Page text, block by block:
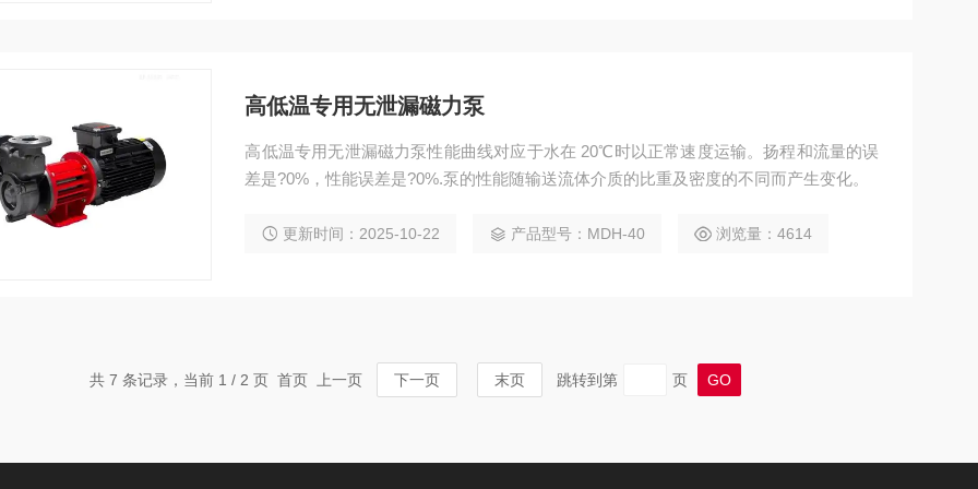
高低温专用无泄漏磁力泵
高低温专用无泄漏磁力泵性能曲线对应于水在 20℃时以正常速度运输。扬程和流量的误
差是?0%，性能误差是?0%.泵的性能随输送流体介质的比重及密度的不同而产生变化。
更新时间：2025-10-22 产品型号：MDH-40 浏览量：4614
共 7 条记录，当前 1 / 2 页 首页 上一页 下一页 末页 跳转到第 页